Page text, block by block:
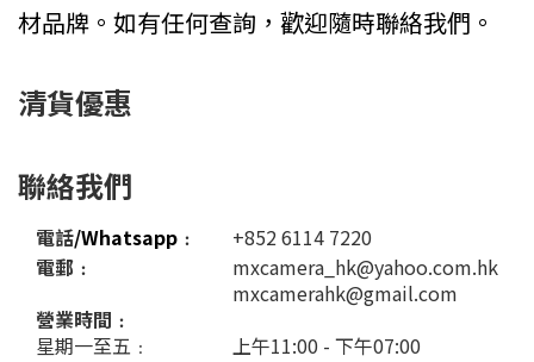
材品牌。如有任何查詢，歡迎隨時聯絡我們。
清貨優惠
聯絡我們
電話/Whatsapp ﹕
+852 6114 7220
電郵﹕
mxcamera_hk@yahoo.com.hk
mxcamerahk@gmail.com
營業時間﹕
星期一至五﹕
上午11:00 - 下午07:00